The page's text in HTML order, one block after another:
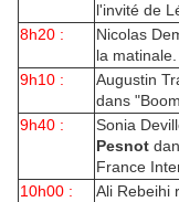
l'invité de
8h20 :
Nicolas
la matinale.
9h10 :
Augustin
dans
9h40 :
Sonia
Pesnot
France
10h00 :
Ali Rebeihi